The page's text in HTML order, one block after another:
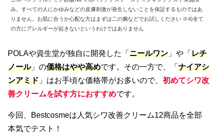
み。すべての人にかゆみなどの皮膚刺激が発生しないことを保証するものではあ
りません。お肌に合うか心配な方はまずは二の腕などでお試しください ※4)全て
の方にアレルギーが起きないというわけではありません
POLAや資生堂が独自に開発した「 ニールワン 」や「 レチ
ノール」の価格はやや高めです。その一方で、「 ナイアシ
ンアミド 」はお手頃な価格帯がお多いので、 初めてシワ改
善クリームを試す方におすすめです。
今回、Bestcosmeは人気シワ改善クリーム12商品を全部
本気でテスト！